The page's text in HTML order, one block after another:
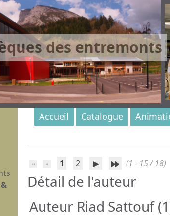
des entremonts
1 2 (1 - 15 / 18)
Détail de l'auteur
Auteur Riad Sattouf
Accueil Catalogue